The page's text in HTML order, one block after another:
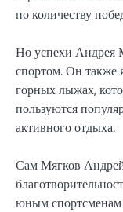
по количеству
Но успехи Андрея
спортом. Он также
горных лыжах,
пользуются
активного отдыха.
Сам Мягков
юным спортсменам